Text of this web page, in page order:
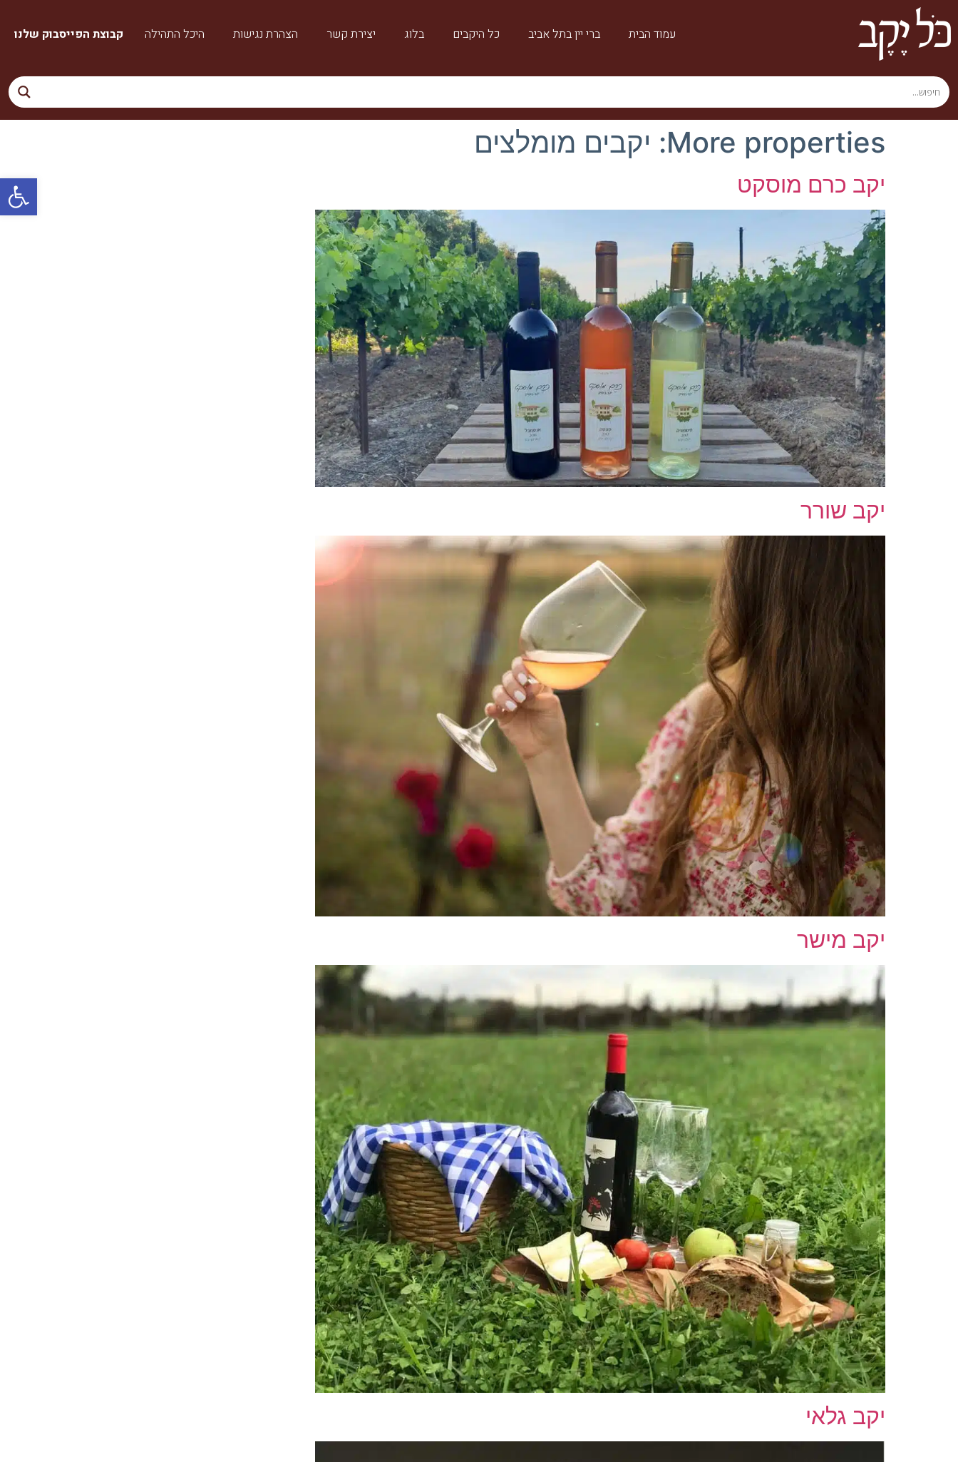
עמוד הבית ברי יין בתל אביב כל היקבים בלוג יצירת קשר הצהרת נגישות היכל התהילה קבוצת הפייסבוק שלנו
More properties: יקבים מומלצים
יקב כרם מוסקט
יקב שורר
יקב מישר
יקב גלאי
פתח